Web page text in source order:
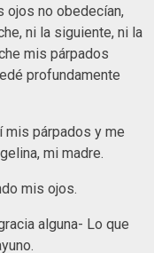
ojos no obedecían,
ni la siguiente, ni la
mis párpados
profundamente
mis párpados y me
mi madre.
mis ojos.
alguna- Lo que